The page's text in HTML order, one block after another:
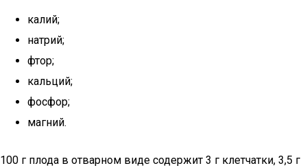
калий;
натрий;
фтор;
кальций;
фосфор;
магний.
100 г плода в отварном виде содержит 3 г клетчатки, 3,5 г